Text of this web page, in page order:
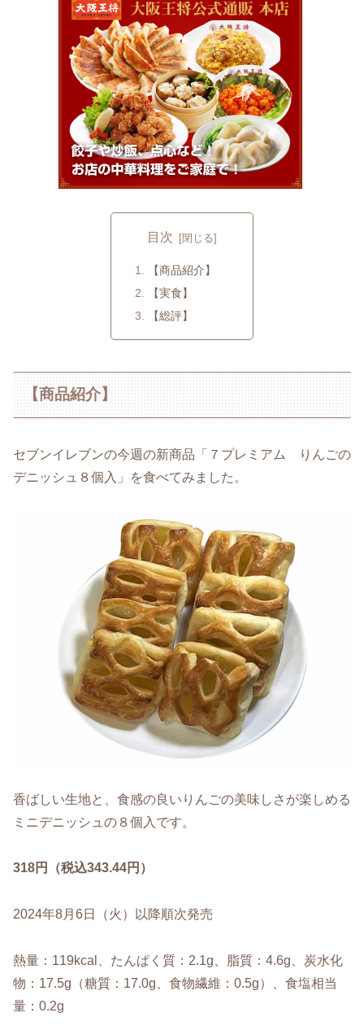
目次
【商品紹介】
【実食】
【総評】
【商品紹介】
セブンイレブンの今週の新商品「７プレミアム りんごの
デニッシュ８個入」を食べてみました。
香ばしい生地と、食感の良いりんごの美味しさが楽しめる
ミニデニッシュの８個入です。
318円（税込343.44円）
2024年8月6日（火）以降順次発売
熱量：119kcal、たんぱく質：2.1g、脂質：4.6g、炭水化
物：17.5g（糖質：17.0g、食物繊維：0.5g）、食塩相当
量：0.2g